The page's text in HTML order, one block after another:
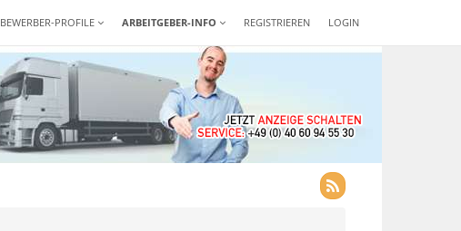
REGISTRIEREN LOGIN
BEWERBER-PROFILE ARBEITGEBER-INFO